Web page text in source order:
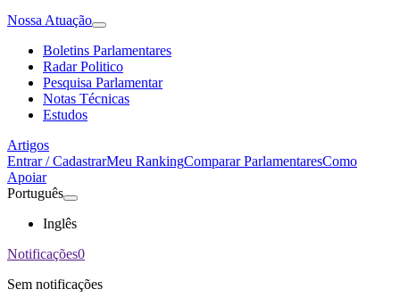
Nossa Atuação
Boletins Parlamentares
Radar Politico
Pesquisa Parlamentar
Notas Técnicas
Estudos
Artigos
Entrar / CadastrarMeu RankingComparar ParlamentaresComo
Apoiar
Português
Inglês
Notificações0
Sem notificações